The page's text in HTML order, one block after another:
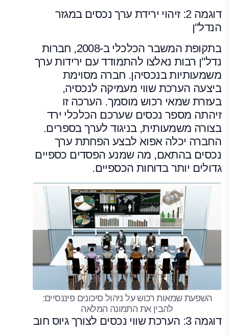
דוגמה 2: זיהוי ירידת ערך נכסים במגזר
הנדל"ן
בתקופת המשבר הכלכלי ב-2008, חברות
נדל"ן רבות נאלצו להתמודד עם ירידות ערך
משמעותיות בנכסיהן. חברה מסוימת
ביצעה הערכת שווי מעמיקה לנכסיה,
בעזרת שמאי רכוש מוסמך. הערכה זו
זיהתה מספר נכסים שערכם הכלכלי ירד
בצורה משמעותית, בניגוד לערך בספרים.
החברה יכלה אפוא לבצע הפחתת ערך
נכסים בהתאם, מה שמנע הפסדים כספיים
גדולים יותר בדוחות הכספיים.
השפעת שמאות רכוש על ניהול סיכונים פיננסיים:
להבין את התמונה המלאה
דוגמה 3: הערכת שווי נכסים לצורך גיוס חוב